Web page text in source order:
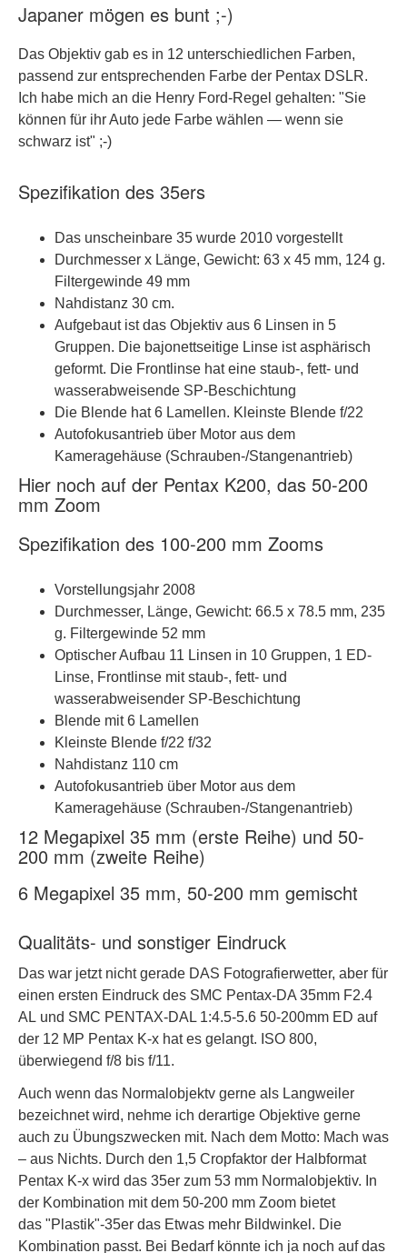
Japaner mögen es bunt ;-)
Das Objektiv gab es in 12 unterschiedlichen Farben,
passend zur entsprechenden Farbe der Pentax DSLR.
Ich habe mich an die Henry Ford-Regel gehalten: "Sie
können für ihr Auto jede Farbe wählen — wenn sie
schwarz ist" ;-)
Spezifikation des 35ers
Das unscheinbare 35 wurde 2010 vorgestellt
Durchmesser x Länge, Gewicht: 63 x 45 mm, 124 g.
Filtergewinde 49 mm
Nahdistanz 30 cm.
Aufgebaut ist das Objektiv aus 6 Linsen in 5
Gruppen. Die bajonettseitige Linse ist asphärisch
geformt. Die Frontlinse hat eine staub-, fett- und
wasserabweisende SP-Beschichtung
Die Blende hat 6 Lamellen. Kleinste Blende f/22
Autofokusantrieb über Motor aus dem
Kameragehäuse (Schrauben-/Stangenantrieb)
Hier noch auf der Pentax K200, das 50-200
mm Zoom
Spezifikation des 100-200 mm Zooms
Vorstellungsjahr 2008
Durchmesser, Länge, Gewicht: 66.5 x 78.5 mm, 235
g. Filtergewinde 52 mm
Optischer Aufbau 11 Linsen in 10 Gruppen, 1 ED-
Linse, Frontlinse mit staub-, fett- und
wasserabweisender SP-Beschichtung
Blende mit 6 Lamellen
Kleinste Blende f/22 f/32
Nahdistanz 110 cm
Autofokusantrieb über Motor aus dem
Kameragehäuse (Schrauben-/Stangenantrieb)
12 Megapixel 35 mm (erste Reihe) und 50-
200 mm (zweite Reihe)
6 Megapixel 35 mm, 50-200 mm gemischt
Qualitäts- und sonstiger Eindruck
Das war jetzt nicht gerade DAS Fotografierwetter, aber für
einen ersten Eindruck des SMC Pentax-DA 35mm F2.4
AL und SMC PENTAX-DAL 1:4.5-5.6 50-200mm ED auf
der 12 MP Pentax K-x hat es gelangt. ISO 800,
überwiegend f/8 bis f/11.
Auch wenn das Normalobjektv gerne als Langweiler
bezeichnet wird, nehme ich derartige Objektive gerne
auch zu Übungszwecken mit. Nach dem Motto: Mach was
– aus Nichts. Durch den 1,5 Cropfaktor der Halbformat
Pentax K-x wird das 35er zum 53 mm Normalobjektiv. In
der Kombination mit dem 50-200 mm Zoom bietet
das "Plastik"-35er das Etwas mehr Bildwinkel. Die
Kombination passt. Bei Bedarf könnte ich ja noch auf das